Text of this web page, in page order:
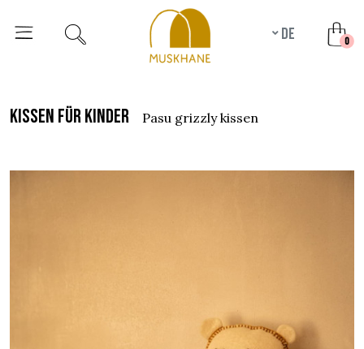
de 0
kissen für kinder pasu grizzly kissen